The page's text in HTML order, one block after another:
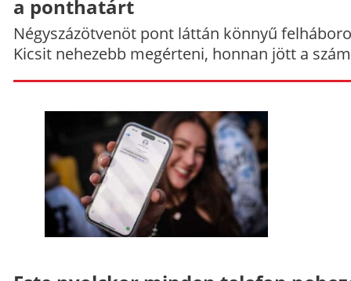
a ponthatárt
Négyszázötvenöt pont láttán könnyű
Kicsit nehezebb megérteni, honnan jött a